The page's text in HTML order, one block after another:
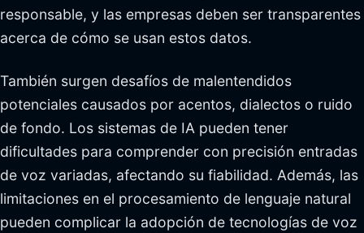
responsable, y las empresas deben ser transparentes
acerca de cómo se usan estos datos.
También surgen desafíos de malentendidos
potenciales causados por acentos, dialectos o ruido
de fondo. Los sistemas de IA pueden tener
dificultades para comprender con precisión entradas
de voz variadas, afectando su fiabilidad. Además, las
limitaciones en el procesamiento de lenguaje natural
pueden complicar la adopción de tecnologías de voz